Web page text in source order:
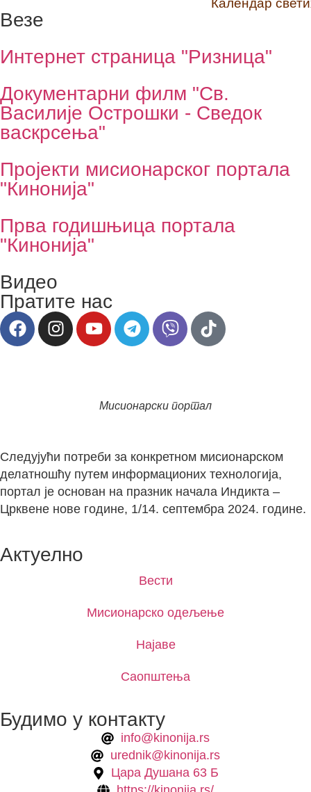
Везе
Интернет страница "Ризница"
Документарни филм "Св.
Василије Острошки - Сведок
васкрсења"
Пројекти мисионарског портала
"Кинонија"
Прва годишњица портала
"Кинонија"
Видео
Пратите нас
Мисионарски портал
Следујући потреби за конкретном мисионарском
делатношћу путем информационих технологија,
портал је основан на празник начала Индикта –
Црквене нове године, 1/14. септембра 2024. године.
Актуелно
Вести
Мисионарско одељење
Најаве
Саопштења
Будимо у контакту
info@kinonija.rs
urednik@kinonija.rs
Цара Душана 63 Б